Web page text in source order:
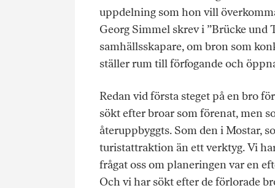
uppdelning som hon vill
Georg Simmel skrev i ”Brücke
samhällsskapare, om bron som
ställer rum till förfogande och
Redan vid första steget på en bro
sökt efter broar som förenat, men
återuppbyggts. Som den i Mostar,
turistattraktion än ett verktyg. Vi
frågat oss om planeringen var en
Och vi har sökt efter de förlorade